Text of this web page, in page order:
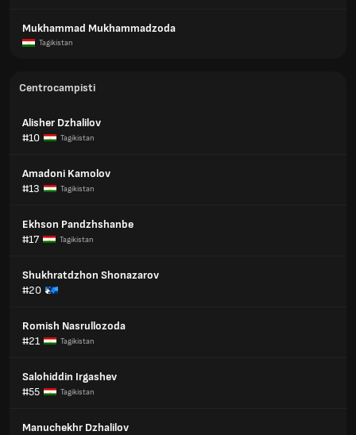
Mukhammad Mukhammadzoda
Tagikistan
Centrocampisti
Alisher Dzhalilov
#10
Tagikistan
Amadoni Kamolov
#13
Tagikistan
Ekhson Pandzhshanbe
#17
Tagikistan
Shukhratdzhon Shonazarov
#20
Romish Nasrullozoda
#21
Tagikistan
Salohiddin Irgashev
#55
Tagikistan
Manuchekhr Dzhalilov